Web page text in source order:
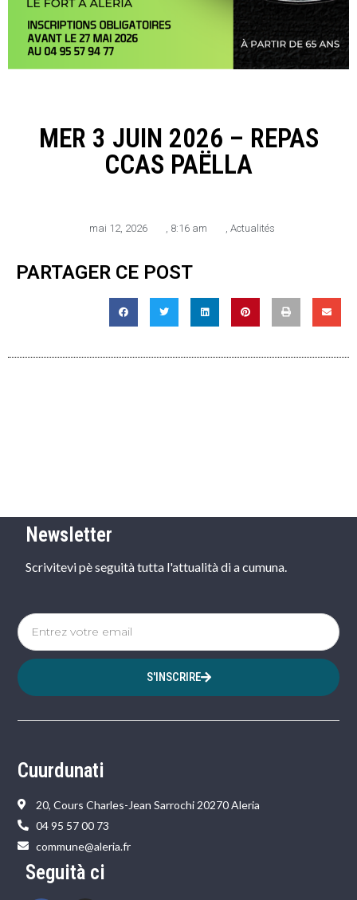
MER 3 JUIN 2026 – REPAS
CCAS PAËLLA
mai 12, 2026 , 8:16 am , Actualités
PARTAGER CE POST
Newsletter
Scrivitevi pè seguità tutta l'attualità di a cumuna.
S'INSCRIRE
Cuurdunati
20, Cours Charles-Jean Sarrochi 20270 Aleria
04 95 57 00 73
commune@aleria.fr
Seguità ci